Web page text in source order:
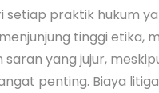
praktik hukum
tinggi etika,
yang jujur,
penting. Biaya